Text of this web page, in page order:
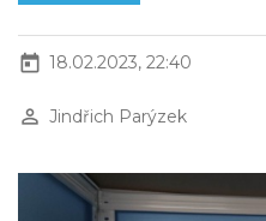
today 18.02.2023, 22:40
perm_identity Jindřich Parýzek